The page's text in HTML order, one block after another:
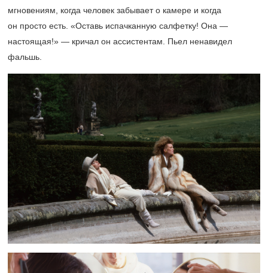
мгновениям, когда человек забывает о камере и когда
он просто есть. «Оставь испачканную салфетку! Она —
настоящая!» — кричал он ассистентам. Пьел ненавидел
фальшь.